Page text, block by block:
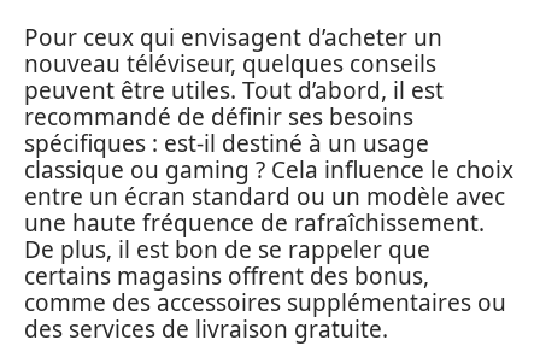
Pour ceux qui envisagent d’acheter un
nouveau téléviseur, quelques conseils
peuvent être utiles. Tout d’abord, il est
recommandé de définir ses besoins
spécifiques : est-il destiné à un usage
classique ou gaming ? Cela influence le choix
entre un écran standard ou un modèle avec
une haute fréquence de rafraîchissement.
De plus, il est bon de se rappeler que
certains magasins offrent des bonus,
comme des accessoires supplémentaires ou
des services de livraison gratuite.